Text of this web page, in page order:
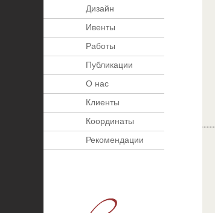
Дизайн
Ивенты
Работы
Публикации
О нас
Клиенты
Координаты
Рекомендации